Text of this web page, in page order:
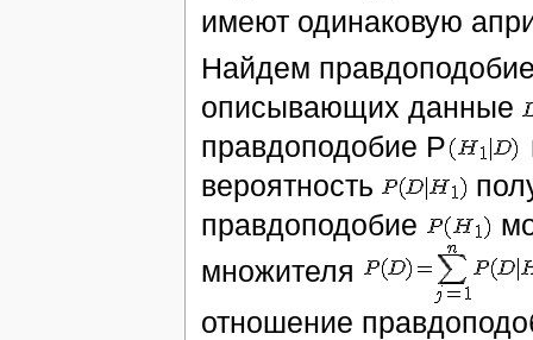
имеют одинаковую
Найдем
описывающих данные
правдоподобие P
вероятность
правдоподобие
множителя
отношение